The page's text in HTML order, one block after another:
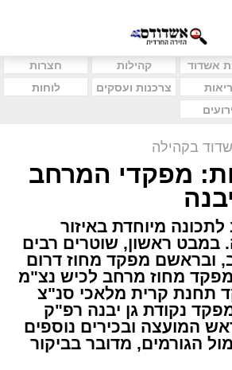
אשדוד קהילות
חצרות
צרכנות ועסקים
לוחות
בקהילה
מפקדי המרחב
מיוחדת באיזור
במבט ראשון, שוטרים רבים
ובראשם מפקד מחוז דרום
מפקד מחוז מרחב לכיש נצ"מ
תחנת קרית מלאכי סנ"צ
נקודת גן יבנה רפ"ק
המועצה ובכירים נוספים
הגורמים, מדובר בביקור